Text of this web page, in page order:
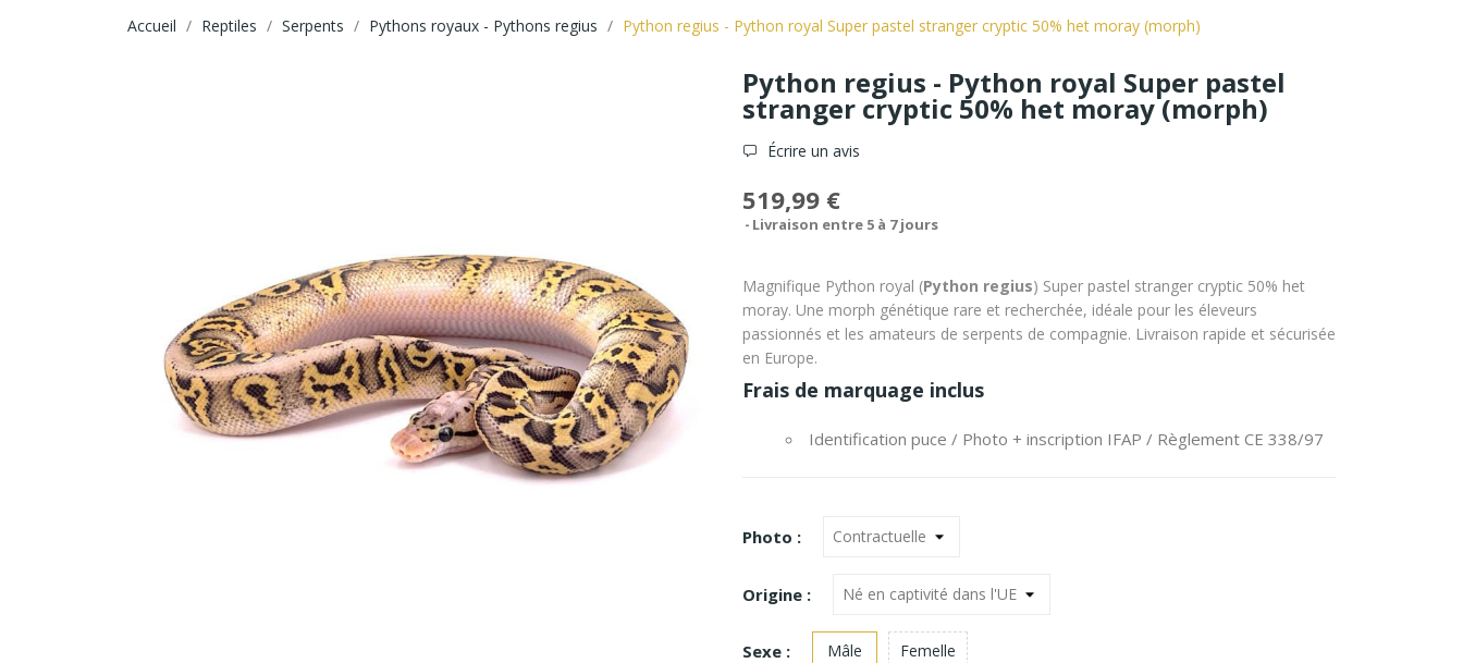
Accueil Reptiles Serpents Pythons royaux - Pythons regius Python regius - Python royal Super pastel stranger cryptic 50% het moray (morph)
Python regius - Python royal Super pastel
stranger cryptic 50% het moray (morph)
Écrire un avis
519,99 €
Livraison entre 5 à 7 jours
Magnifique Python royal (Python regius) Super pastel stranger cryptic 50% het
moray. Une morph génétique rare et recherchée, idéale pour les éleveurs
passionnés et les amateurs de serpents de compagnie. Livraison rapide et sécurisée
en Europe.
Frais de marquage inclus
Identification puce / Photo + inscription IFAP / Règlement CE 338/97
Photo :
Origine :
Sexe : Mâle Femelle